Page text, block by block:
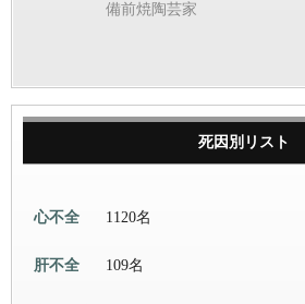
備前焼陶芸家
死因別リスト
心不全 1120名
肝不全 109名